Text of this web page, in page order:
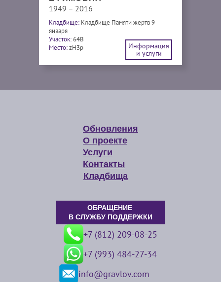
1949 – 2016
Кладбище: Кладбище Памяти жертв 9
января
Участок:64В
Место:zH3p
Информация
и услуги
Обновления
О проекте
Услуги
Контакты
Кладбища
ОБРАЩЕНИЕ
В СЛУЖБУ ПОДДЕРЖКИ
+7 (812) 209-08-25
+7 (993) 484-27-34
info@gravlov.com